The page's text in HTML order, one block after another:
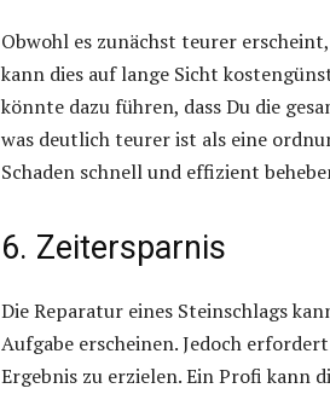
Obwohl es zunächst teurer
kann dies auf lange Sicht
könnte dazu führen, dass Du die
was deutlich teurer ist als eine
Schaden schnell und effizient
6. Zeitersparnis
Die Reparatur eines Steinschlags
Aufgabe erscheinen. Jedoch
Ergebnis zu erzielen. Ein Profi kann